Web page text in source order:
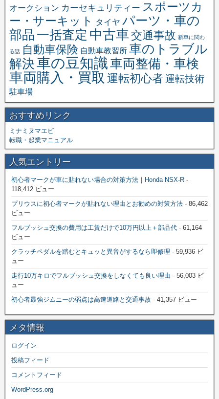
オークション カーセキュリティー スポーツカ
ー・サーキット
タイヤ パーツ・車の
部品 一括査定 中古車 交通事故 新車に関わ
る話 自動車保険 自動車教習所 車のトラブル
解決車の豆知識車両整備・車検
車両購入・買取 運転初心者 運転技術
駐車場
おすすめリンク
ミナミヌマエビ
転職・起業マニュアル
人気エントリー
初心者マークが車に貼れない場合の対策方法｜Honda NSX-R -
118,412 ビュー
プリウスに初心者マークが貼れない理由とお勧めの対策方法 - 86,462
ビュー
フルブッシュ交換の費用は工賃だけで10万円以上＋部品代 - 61,164
ビュー
クラッチペダルを踏むとキュッと異音がするなら即修理 - 59,936 ビ
ュー
走行10万キロでフルブッシュ交換をしなくても良い理由 - 56,003 ビ
ュー
初心者最強ジムニーの弱点は高速道路と交通事故 - 41,357 ビュー
メタ情報
ログイン
投稿フィード
コメントフィード
WordPress.org